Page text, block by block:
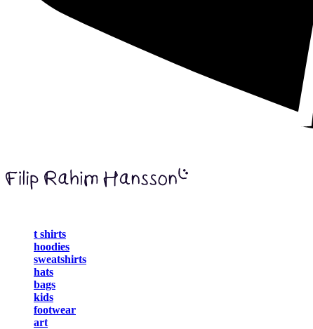
t shirts
hoodies
sweatshirts
hats
bags
kids
footwear
art